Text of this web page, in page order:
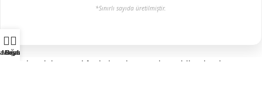
*Sınırlı sayıda üretilmiştir.
Web sitemizin temel fonksiyonlarını çalıştırabilmek adına
Sayfa
Mağaza
Hesabım